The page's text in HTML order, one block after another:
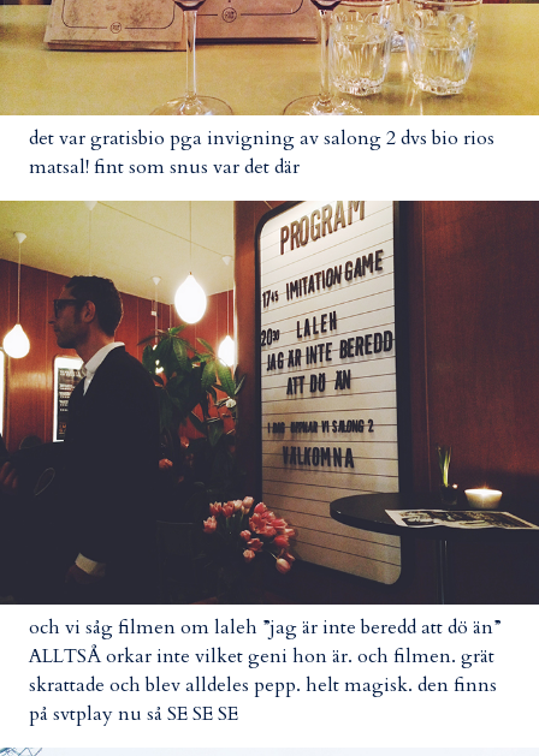
det var gratisbio pga invigning av salong 2 dvs bio rios
matsal! fint som snus var det där
och vi såg filmen om laleh ”jag är inte beredd att dö än”
ALLTSÅ orkar inte vilket geni hon är. och filmen. grät
skrattade och blev alldeles pepp. helt magisk. den finns
på svtplay nu så SE SE SE